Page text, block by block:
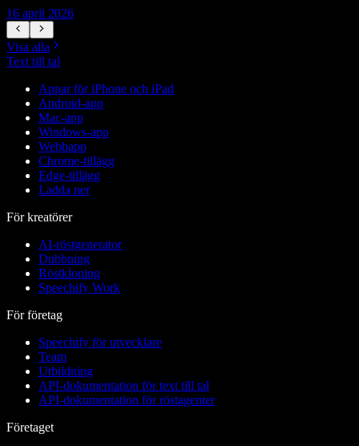
16 april 2026
Visa alla
Text till tal
Appar för iPhone och iPad
Android-app
Mac-app
Windows-app
Webbapp
Chrome-tillägg
Edge-tillägg
Ladda ner
För kreatörer
AI-röstgenerator
Dubbning
Röstkloning
Speechify Work
För företag
Speechify för utvecklare
Team
Utbildning
API-dokumentation för text till tal
API-dokumentation för röstagenter
Företaget